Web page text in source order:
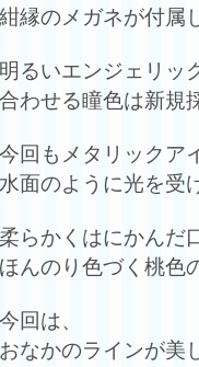
紺縁のメガネが付属
明るいエンジェリッ
合わせる瞳色は新規
今回もメタリックア
水面のように光を受
柔らかくはにかんだ
ほんのり色づく桃色
今回は、
おなかのラインが美